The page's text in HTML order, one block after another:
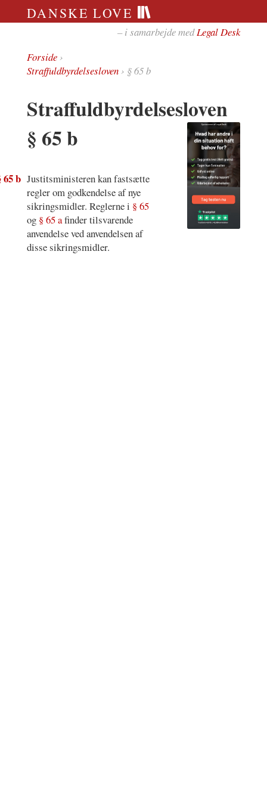
DANSKE LOVE
– i samarbejde medLegal Desk
Forside›
Straffuldbyrdelsesloven› § 65 b
Straffuldbyrdelsesloven
§ 65 b
65 b Justitsministeren kan fastsætte
regler om godkendelse af nye
sikringsmidler. Reglerne i § 65
og § 65 afinder tilsvarende
anvendelse ved anvendelsen af
disse sikringsmidler.